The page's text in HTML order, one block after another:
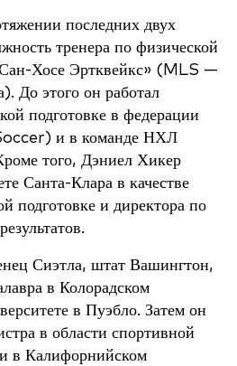
последних двух
тренера по физической
Хосе Эртквейкс» (MLS —
До этого он работал
подготовке в федерации
и в команде НХЛ
того, Дэниел Хикер
Санта-Клара в качестве
подготовке и директора по
Сиэтла, штат Вашингтон,
в Колорадском
в Пуэбло. Затем он
в области спортивной
в Калифорнийском